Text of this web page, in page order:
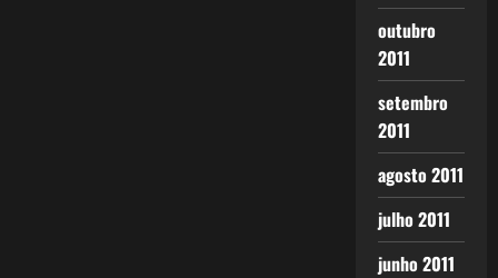
outubro
2011
setembro
2011
agosto 2011
julho 2011
junho 2011